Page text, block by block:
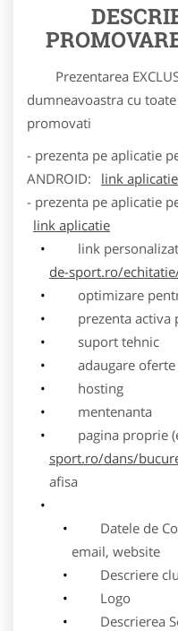
Prezentarea
dumneavoastra cu
promovati
- prezenta pe aplicatie
ANDROID:
link aplicatie
- prezenta pe aplicatie
link aplicatie
link personalizat
de-sport.ro/
optimizare
prezenta activa
suport tehnic
adaugare oferte
hosting
mentenanta
pagina proprie
sport.ro/dans/
afisa
Datele de
email, website
Descriere
Logo
Descrierea